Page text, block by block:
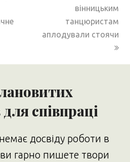
post:
вінницьким
танцюристам
аплодували стоячи
співпраці
досвіду роботи в
гарно пишете твори